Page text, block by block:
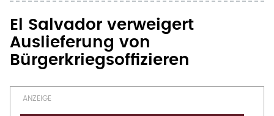
El Salvador verweigert
Auslieferung von
Bürgerkriegsoffizieren